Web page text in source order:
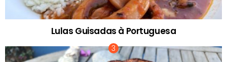
Lulas Guisadas à Portuguesa